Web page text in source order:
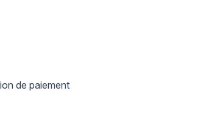
de paiement